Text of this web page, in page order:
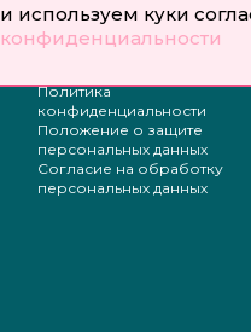
и используем куки
конфиденциальности
Отзыв согласия на
персональных данных
Пользовательское
Политика
конфиденциальности
Положение о защите
персональных данных
Согласие на обработку
персональных данных